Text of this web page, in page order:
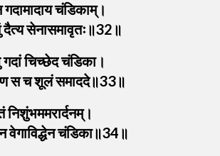
चंडिकाम्।
सेनासमावृतः॥32॥
चिच्छेद चंडिका।
स च शूलं समाददे॥33॥
वेगाविद्धेन चंडिका॥34॥